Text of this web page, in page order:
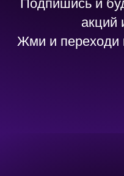
Подпишись и
акций
Жми и